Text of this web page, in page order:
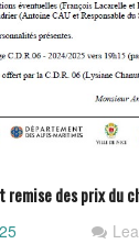
remise des prix du